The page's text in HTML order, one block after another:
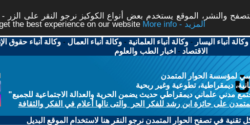
والنشر، الموقع يستخدم بعض أنواع الكوكيز نرجو النقر على
the best experience on our website
More info - المزيد
وكالة أنباء اليسار -وكالة أنباء العلمانية -وكالة أنباء العمال -وكالة أنباء حقوق
الاقتصاد - اخبار الطب والعلوم
لمؤسسة الحوار المتمدن
ديمقراطية، تطوعية وغير ربحية
مدني علماني ديمقراطي حديث يضمن الحرية والعدالة الاجتماعية للجميع"
على جائزة ابن رشد للفكر الحر والتى نالها أعلام في الفكر والثقافة
تقنية في تصفح الحوار المتمدن نرجو النقر هنا لاستخدام الموقع البديل